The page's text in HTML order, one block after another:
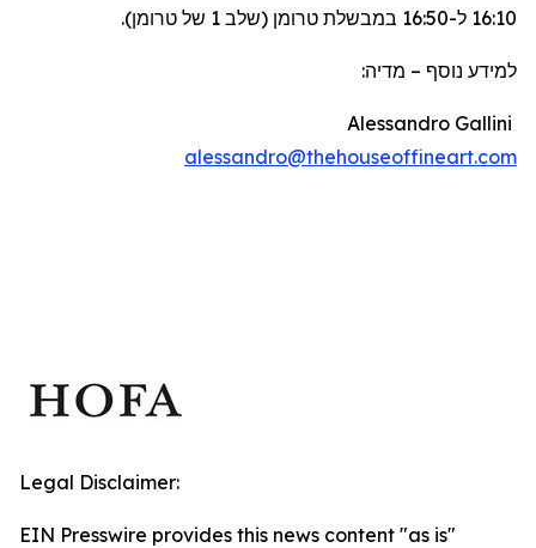
16:10 ל-16:50 במבשלת טרומן (שלב 1 של טרומן).
למידע נוסף – מדיה:
Alessandro Gallini
alessandro@thehouseoffineart.com
Legal Disclaimer:
EIN Presswire provides this news content "as is"